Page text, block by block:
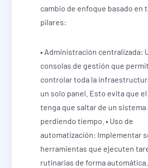
cambio de enfoque basado en
pilares:
• Administración centralizada:
consolas de gestión que
controlar toda la
un solo panel. Esto evita que
tenga que saltar de un sistema
perdiendo tiempo. • Uso de
automatización: Implementar
herramientas que ejecuten
rutinarias de forma automática.